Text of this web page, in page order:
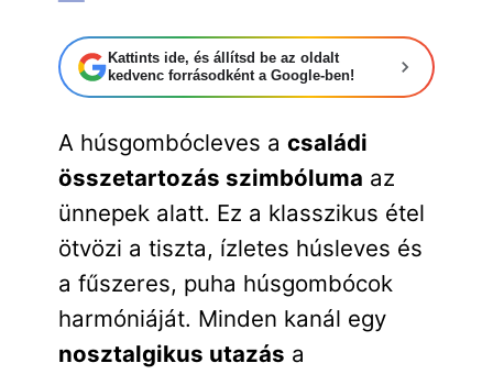
Kattints ide, és állítsd be az oldalt
kedvenc forrásodként a Google-ben!
A húsgombócleves a családi
összetartozás szimbóluma az
ünnepek alatt. Ez a klasszikus étel
ötvözi a tiszta, ízletes húsleves és
a fűszeres, puha húsgombócok
harmóniáját. Minden kanál egy
nosztalgikus utazás a